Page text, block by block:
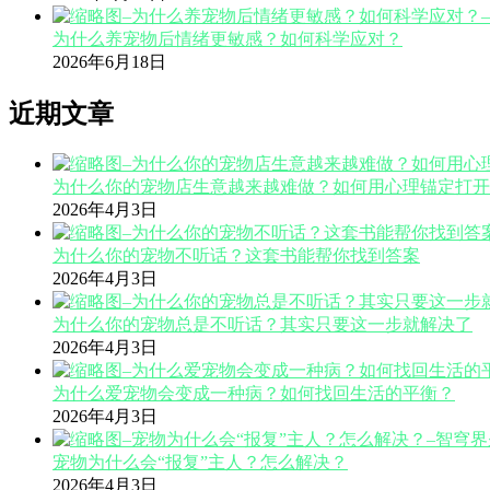
为什么养宠物后情绪更敏感？如何科学应对？
2026年6月18日
近期文章
为什么你的宠物店生意越来越难做？如何用心理锚定打
2026年4月3日
为什么你的宠物不听话？这套书能帮你找到答案
2026年4月3日
为什么你的宠物总是不听话？其实只要这一步就解决了
2026年4月3日
为什么爱宠物会变成一种病？如何找回生活的平衡？
2026年4月3日
宠物为什么会“报复”主人？怎么解决？
2026年4月3日